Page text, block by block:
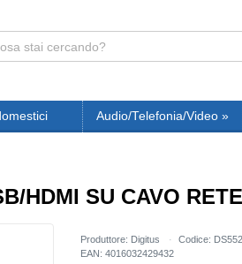
Audio/Telefonia/Video »
HDMI SU CAVO
Produttore: Digitus Codice:
EAN: 4016032429432